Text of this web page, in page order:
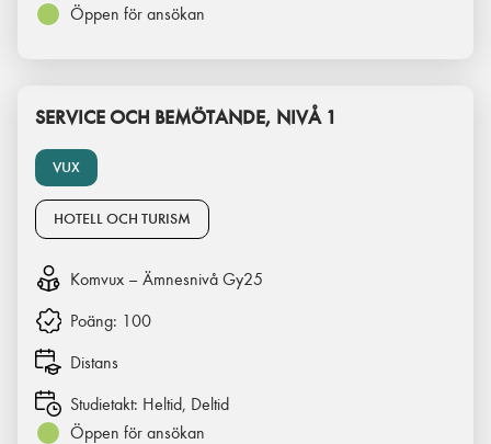
Öppen för ansökan
VUX
SERVICE OCH BEMÖTANDE, NIVÅ 1
HOTELL OCH TURISM
Komvux – Ämnesnivå Gy25
Poäng: 100
Distans
Studietakt: Heltid, Deltid
Öppen för ansökan